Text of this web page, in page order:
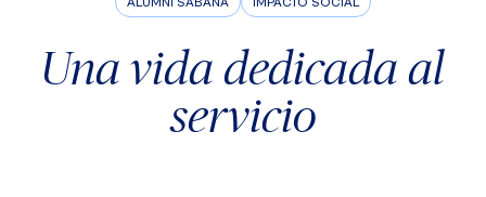
Una vida dedicada al
servicio